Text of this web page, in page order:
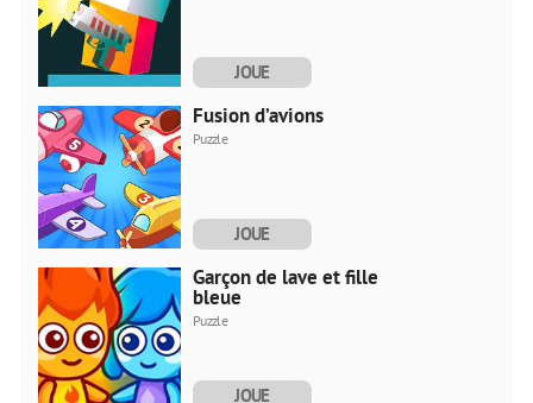
JOUE
Fusion d’avions
Puzzle
JOUE
Garçon de lave et fille
bleue
Puzzle
JOUE